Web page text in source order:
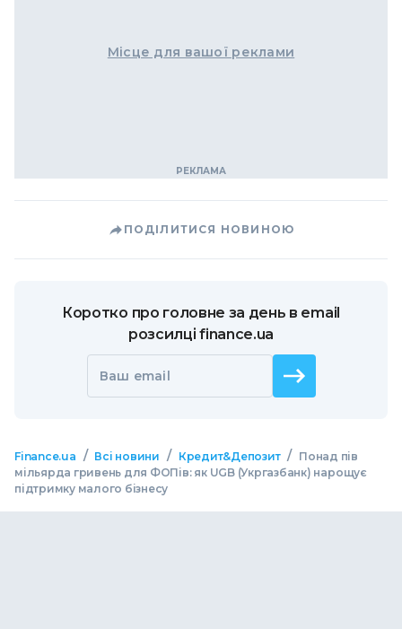
Місце для вашої реклами
ПОДІЛИТИСЯ НОВИНОЮ
Коротко про головне за день в email
розсилці finance.ua
Ваш email
Finance.ua / Всі новини / Кредит&Депозит / Понад пів
мільярда гривень для ФОПів: як UGB (Укргазбанк) нарощує
підтримку малого бізнесу